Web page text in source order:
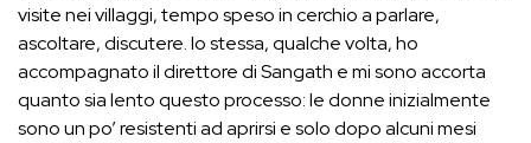
visite nei villaggi, tempo speso in cerchio a parlare,
ascoltare, discutere. Io stessa, qualche volta, ho
accompagnato il direttore di Sangath e mi sono accorta
quanto sia lento questo processo: le donne inizialmente
sono un po’ resistenti ad aprirsi e solo dopo alcuni mesi